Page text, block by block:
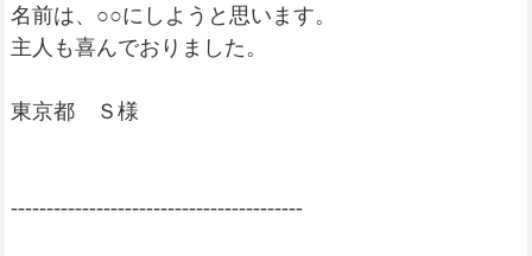
名前は、○○にしようと思います。
主人も喜んでおりました。
東京都 Ｓ様
-----------------------------------------